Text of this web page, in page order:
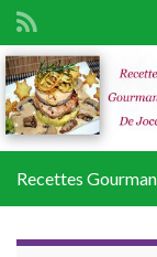
Recettes